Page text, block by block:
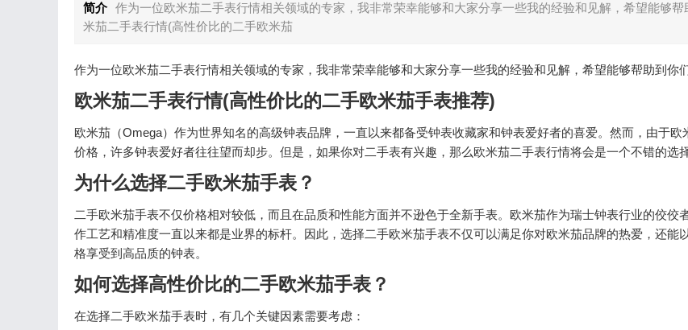
简介 作为一位欧米茄二手表行情相关领域的专家，我非常荣幸能够和大家分享一些我的经验和见解，希望能够帮
米茄二手表行情(高性价比的二手欧米茄
作为一位欧米茄二手表行情相关领域的专家，我非常荣幸能够和大家分享一些我的经验和见解，希望能够帮助到你们
欧米茄二手表行情(高性价比的二手欧米茄手表推荐)
欧米茄（Omega）作为世界知名的高级钟表品牌，一直以来都备受钟表收藏家和钟表爱好者的喜爱。然而，由于欧
价格，许多钟表爱好者往往望而却步。但是，如果你对二手表有兴趣，那么欧米茄二手表行情将会是一个不错的选择
为什么选择二手欧米茄手表？
二手欧米茄手表不仅价格相对较低，而且在品质和性能方面并不逊色于全新手表。欧米茄作为瑞士钟表行业的佼佼
作工艺和精准度一直以来都是业界的标杆。因此，选择二手欧米茄手表不仅可以满足你对欧米茄品牌的热爱，还能
格享受到高品质的钟表。
如何选择高性价比的二手欧米茄手表？
在选择二手欧米茄手表时，有几个关键因素需要考虑：